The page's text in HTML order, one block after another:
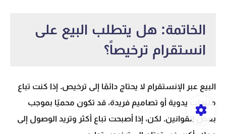
الخاتمة: هل يتطلب البيع على
انستقرام ترخيصاً؟
البيع عبر الإنستقرام لا يحتاج دائمًا إلى ترخيص. إذا كنت تباع
منتجات يدوية أو تصاميم فريدة، قد تكون محميًا بموجب
بعض القوانين. لكن، إذا أصبحت تباع أكثر وتريد الوصول إلى